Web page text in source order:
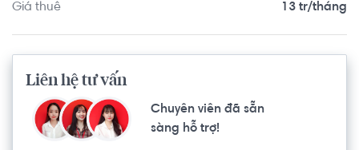
Giá thuê 13 tr/tháng
Liên hệ tư vấn
Chuyên viên đã sẵn
sàng hỗ trợ!